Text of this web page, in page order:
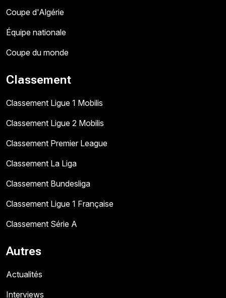
Coupe d'Algérie
Équipe nationale
Coupe du monde
Classement
Classement Ligue 1 Mobilis
Classement Ligue 2 Mobilis
Classement Premier League
Classement La Liga
Classement Bundesliga
Classement Ligue 1 Française
Classement Série A
Autres
Actualités
Interviews